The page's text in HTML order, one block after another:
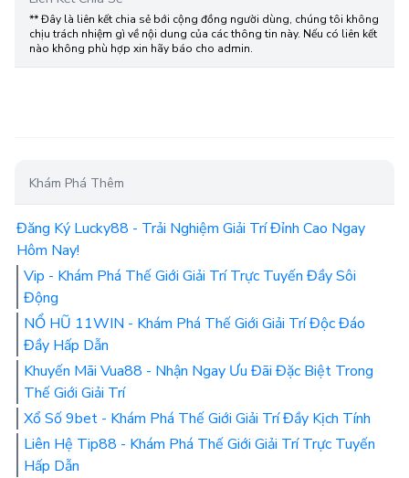
** Đây là liên kết chia sẻ bới cộng đồng người dùng, chúng tôi không
chịu trách nhiệm gì về nội dung của các thông tin này. Nếu có liên kết
nào không phù hợp xin hãy báo cho admin.
Khám Phá Thêm
Đăng Ký Lucky88 - Trải Nghiệm Giải Trí Đỉnh Cao Ngay
Hôm Nay!
Vip - Khám Phá Thế Giới Giải Trí Trực Tuyến Đầy Sôi
Động
NỔ HŨ 11WIN - Khám Phá Thế Giới Giải Trí Độc Đáo
Đầy Hấp Dẫn
Khuyến Mãi Vua88 - Nhận Ngay Ưu Đãi Đặc Biệt Trong
Thế Giới Giải Trí
Xổ Số 9bet - Khám Phá Thế Giới Giải Trí Đầy Kịch Tính
Liên Hệ Tip88 - Khám Phá Thế Giới Giải Trí Trực Tuyến
Hấp Dẫn